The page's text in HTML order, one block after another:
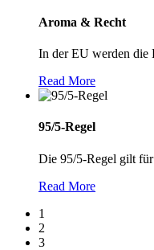
Aroma & Recht
In der EU werden die
Read More
95/5-Regel
Die 95/5-Regel gilt
Read More
1
2
3